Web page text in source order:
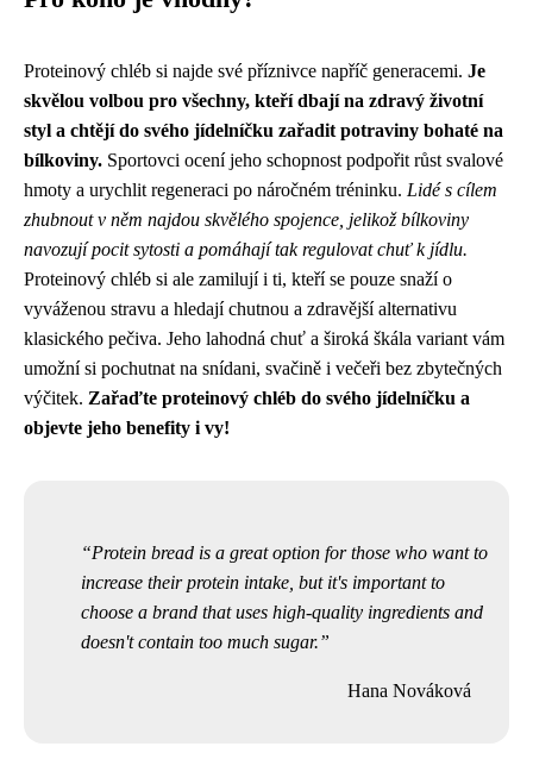
Proteinový chléb si najde své příznivce napříč generacemi. Je
skvělou volbou pro všechny, kteří dbají na zdravý životní
styl a chtějí do svého jídelníčku zařadit potraviny bohaté na
bílkoviny. Sportovci ocení jeho schopnost podpořit růst svalové
hmoty a urychlit regeneraci po náročném tréninku. Lidé s cílem
zhubnout v něm najdou skvělého spojence, jelikož bílkoviny
navozují pocit sytosti a pomáhají tak regulovat chuť k jídlu.
Proteinový chléb si ale zamilují i ti, kteří se pouze snaží o
vyváženou stravu a hledají chutnou a zdravější alternativu
klasického pečiva. Jeho lahodná chuť a široká škála variant vám
umožní si pochutnat na snídani, svačině i večeři bez zbytečných
výčitek. Zařaďte proteinový chléb do svého jídelníčku a
objevte jeho benefity i vy!
Protein bread is a great option for those who want to
increase their protein intake, but it's important to
choose a brand that uses high-quality ingredients and
doesn't contain too much sugar.
Hana Nováková